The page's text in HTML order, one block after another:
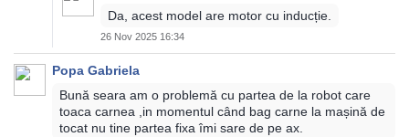
Da, acest model are motor cu inducție.
26 Nov 2025 16:34
Popa Gabriela
Bună seara am o problemă cu partea de la robot care
toaca carnea ,in momentul când bag carne la mașină de
tocat nu tine partea fixa îmi sare de pe ax.